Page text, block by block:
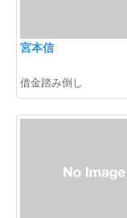
宮本信
借金踏み倒し